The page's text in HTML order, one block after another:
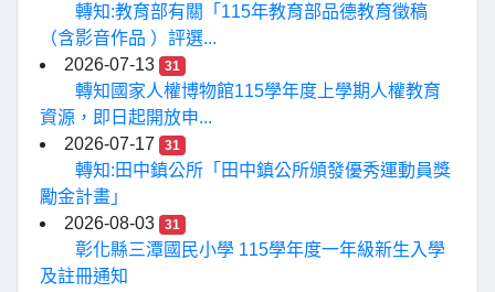
轉知:教育部有關「115年教育部品德教育徵稿
（含影音作品 ）評選...
2026-07-13
31
轉知國家人權博物館115學年度上學期人權教育
資源，即日起開放申...
2026-07-17
31
轉知:田中鎮公所「田中鎮公所頒發優秀運動員獎
勵金計畫」
2026-08-03
31
彰化縣三潭國民小學 115學年度一年級新生入學
及註冊通知